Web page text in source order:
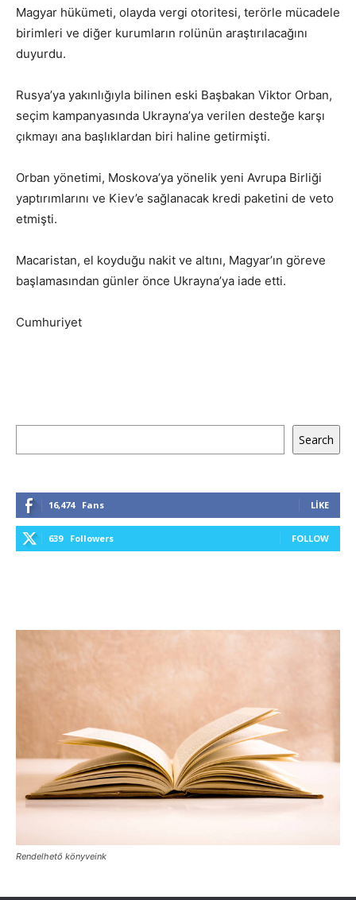
Magyar hükümeti, olayda vergi otoritesi, terörle mücadele
birimleri ve diğer kurumların rolünün araştırılacağını
duyurdu.
Rusya’ya yakınlığıyla bilinen eski Başbakan Viktor Orban,
seçim kampanyasında Ukrayna’ya verilen desteğe karşı
çıkmayı ana başlıklardan biri haline getirmişti.
Orban yönetimi, Moskova’ya yönelik yeni Avrupa Birliği
yaptırımlarını ve Kiev’e sağlanacak kredi paketini de veto
etmişti.
Macaristan, el koyduğu nakit ve altını, Magyar’ın göreve
başlamasından günler önce Ukrayna’ya iade etti.
Cumhuriyet
Search
16,474 Fans LIKE
639 Followers FOLLOW
Rendelhető könyveink